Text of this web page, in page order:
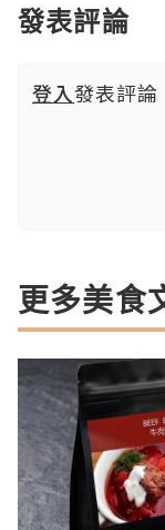
發表評論
登入發表評論
更多美食